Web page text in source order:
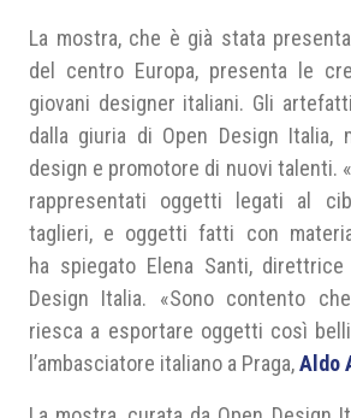
La mostra, che è già stata
del centro Europa, presenta le
giovani designer italiani. Gli
dalla giuria di Open Design Italia,
design e promotore di nuovi talenti.
rappresentati oggetti legati al
taglieri, e oggetti fatti con
ha spiegato Elena Santi,
Design Italia. «Sono contento
riesca a esportare oggetti così
l’ambasciatore italiano a Praga,Aldo